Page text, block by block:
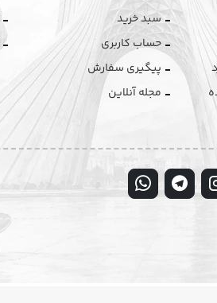
سبد خرید
حساب کاربری
پیگیری سفارش
مجله آنلاین